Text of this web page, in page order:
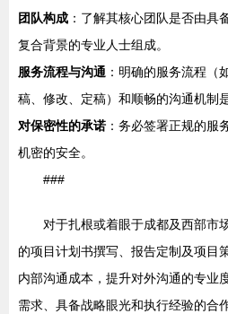
团队构成 ：了解其核心团队是否由具
复合背景的专业人士组成。
服务流程与沟通 ：明确的服务流程（
稿、修改、定稿）和顺畅的沟通机制
对保密性的承诺 ：务必签署正规的服
机密的安全。
###
对于扎根或着眼于成都及西部市
的项目计划书撰写、报告定制及项目
内部沟通成本，提升对外沟通的专业
需求、具备战略眼光和执行经验的合